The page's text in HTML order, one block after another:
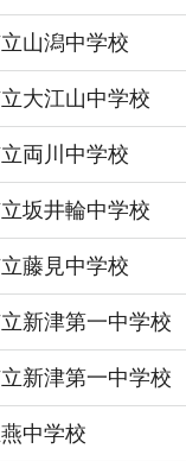
山潟中学校
大江山中学校
両川中学校
坂井輪中学校
藤見中学校
新津第一中学校
新津第一中学校
中学校